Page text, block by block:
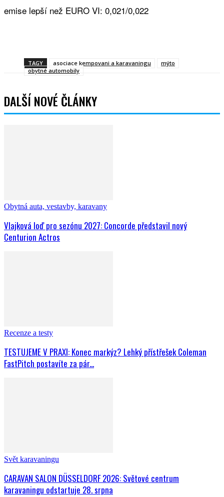
emise lepší než EURO VI: 0,021/0,022
TAGY asociace kempovani a karavaningu
mýto
obytné automobily
DALŠÍ NOVÉ ČLÁNKY
Obytná auta, vestavby, karavany
Vlajková loď pro sezónu 2027: Concorde představil nový
Centurion Actros
Recenze a testy
TESTUJEME V PRAXI: Konec markýz? Lehký přístřešek Coleman
FastPitch postavíte za pár...
Svět karavaningu
CARAVAN SALON DÜSSELDORF 2026: Světové centrum
karavaningu odstartuje 28. srpna